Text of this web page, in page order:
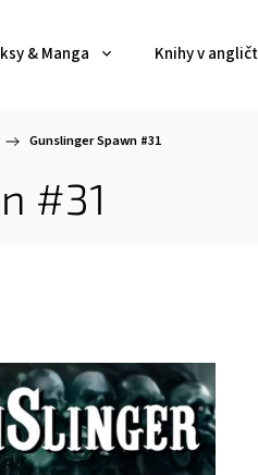
& Manga Knihy v
/ Gunslinger Spawn #31
#31